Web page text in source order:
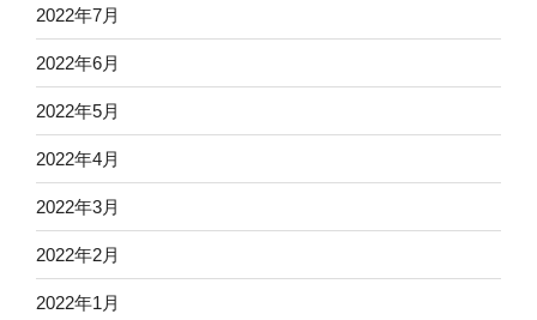
2022年7月
2022年6月
2022年5月
2022年4月
2022年3月
2022年2月
2022年1月